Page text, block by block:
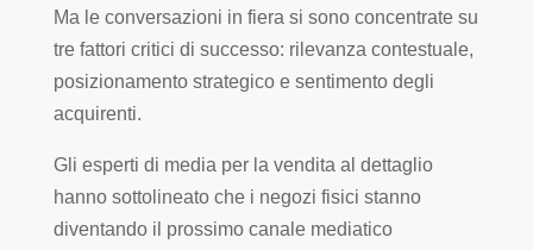
Ma le conversazioni in fiera si sono concentrate su
tre fattori critici di successo: rilevanza contestuale,
posizionamento strategico e sentimento degli
acquirenti.
Gli esperti di media per la vendita al dettaglio
hanno sottolineato che i negozi fisici stanno
diventando il prossimo canale mediatico